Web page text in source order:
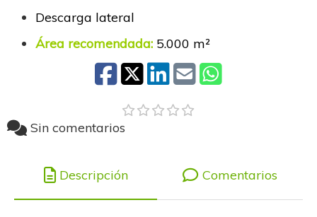
Descarga lateral
Área recomendada: 5.000 m²
Sin comentarios
Descripción Comentarios